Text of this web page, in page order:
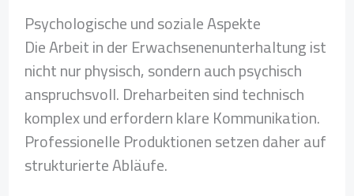
Psychologische und soziale Aspekte
Die Arbeit in der Erwachsenenunterhaltung ist
nicht nur physisch, sondern auch psychisch
anspruchsvoll. Dreharbeiten sind technisch
komplex und erfordern klare Kommunikation.
Professionelle Produktionen setzen daher auf
strukturierte Abläufe.